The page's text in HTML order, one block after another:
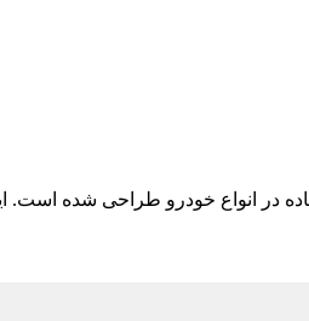
در انواع خودرو طراحی شده